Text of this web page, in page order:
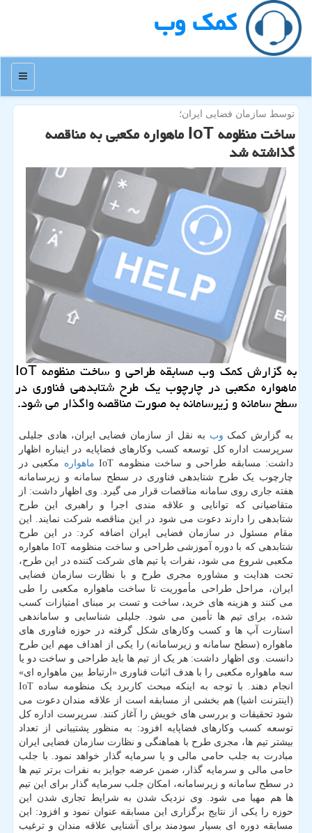
كمك وب
منو
توسط سازمان فضایی ایران؛
ساخت منظومه IoT ماهواره مكعبی به مناقصه
گذاشته شد
به گزارش کمک وب مسابقه طراحی و ساخت منظومه IoT
ماهواره مکعبی در چارچوب یک طرح شتابدهی فناوری در
سطح سامانه و زیرسامانه به صورت مناقصه واگذار می شود.
به گزارش کمک وب به نقل از سازمان فضایی ایران، هادی جلیلی
سرپرست اداره کل توسعه کسب وکارهای فضاپایه در اینباره اظهار
داشت: مسابقه طراحی و ساخت منظومه IoT
ماهواره مکعبی در
چارچوب یک طرح شتابدهی فناوری در سطح سامانه و زیرسامانه
هفته جاری روی سامانه مناقصات قرار می گیرد. وی اظهار داشت: از
متقاضیانی که توانایی و علاقه مندی اجرا و راهبری این طرح
شتابدهی را دارند دعوت می شود در این مناقصه شرکت نمایند. این
مقام مسئول در سازمان فضایی ایران اضافه کرد: در این طرح
شتابدهی که با دوره آموزشی طراحی و ساخت منظومه IoT ماهواره
مکعبی شروع می شود، نفرات یا تیم های شرکت کننده در این طرح،
تحت هدایت و مشاوره مجری طرح و با نظارت سازمان فضایی
ایران، مراحل طراحی مأموریت تا ساخت ماهواره مکعبی را طی
می کنند و هزینه های خرید، ساخت و تست بر مبنای امتیازات کسب
شده، برای تیم ها تأمین می شود. جلیلی شناسایی و ساماندهی
استارت آپ ها و کسب وکارهای شکل گرفته در حوزه فناوری های
ماهواره (سطح سامانه و زیرسامانه) را یکی از اهداف مهم این طرح
دانست. وی اظهار داشت: هر یک از تیم ها باید طراحی و ساخت دو یا
سه ماهواره مکعبی را با هدف اثبات فناوری «ارتباط بین ماهواره ای»
انجام دهند. با توجه به اینکه مبحث کاربرد یک منظومه ساده IoT
(اینترنت اشیا) هم بخشی از مسابقه است از علاقه مندان دعوت می
شود تحقیقات و بررسی های خویش را آغاز کنند. سرپرست اداره کل
توسعه کسب وکارهای فضاپایه افزود: به منظور پشتیبانی از تعداد
بیشتر تیم ها، مجری طرح با هماهنگی و نظارت سازمان فضایی ایران
مبادرت به جلب حامی مالی و یا سرمایه گذار خواهد نمود. با جلب
حامی مالی و سرمایه گذار، ضمن عرضه جوایز به نفرات برتر تیم ها
در سطح سامانه و زیرسامانه، امکان جلب سرمایه گذار برای این تیم
ها هم مهیا می شود. وی نزدیک شدن به شرایط تجاری شدن این
حوزه را یکی از نتایج برگزاری این مسابقه عنوان نمود و افزود: این
مسابقه دوره ای بسیار سودمند برای آشنایی علاقه مندان و ترغیب